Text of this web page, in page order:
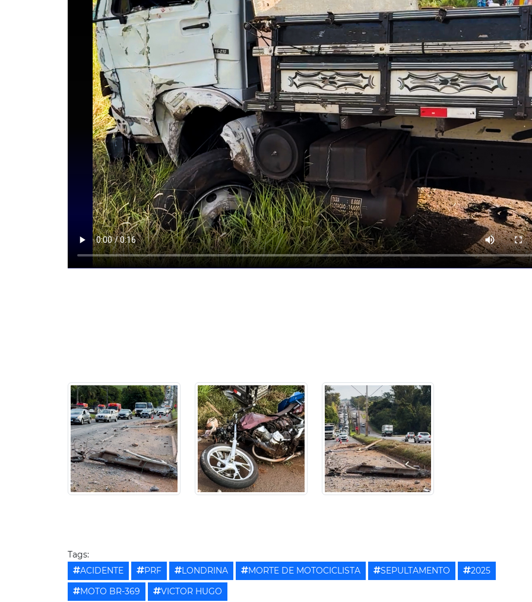
Tags:
ACIDENTE
PRF LONDRINA MORTE DE MOTOCICLISTA SEPULTAMENTO
2025
MOTO BR-369
VICTOR HUGO